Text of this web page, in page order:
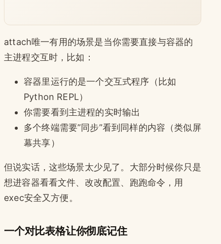
attach唯一有用的场景是当你需要直接与容器的
主进程交互时，比如：
容器里运行的是一个交互式程序（比如
Python REPL）
你需要看到主进程的实时输出
多个终端需要”同步”看到同样的内容（类似屏
幕共享）
但说实话，这些场景太少见了。大部分时候你只是
想进容器看看文件、改改配置、跑跑命令，用
exec安全又方便。
一个对比表格让你彻底记住